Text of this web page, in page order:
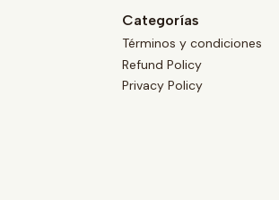
Categorías
Términos y condiciones
Refund Policy
Privacy Policy